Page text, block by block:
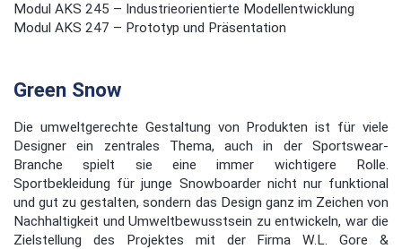
Modul AKS 245 – Industrieorientierte Modellentwicklung
Modul AKS 247 – Prototyp und Präsentation
Green Snow
Die umweltgerechte Gestaltung von Produkten ist für viele
Designer ein zentrales Thema, auch in der Sportswear-
Branche spielt sie eine immer wichtigere Rolle.
Sportbekleidung für junge Snowboarder nicht nur funktional
und gut zu gestalten, sondern das Design ganz im Zeichen von
Nachhaltigkeit und Umweltbewusstsein zu entwickeln, war die
Zielstellung des Projektes mit der Firma W.L. Gore &